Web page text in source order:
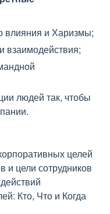
влияния и Харизмы;
взаимодействия;
людей так, чтобы
целей
и цели сотрудников
Кто, Что и Когда